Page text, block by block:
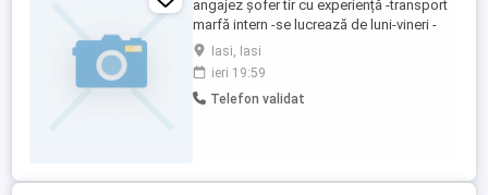
angajez șofer tir cu experiență -transport
marfă intern -se lucrează de luni-vineri -
weekendul liber Pentru mai multe detalii
746118611
Iasi, Iasi
ieri 19:59
Telefon validat